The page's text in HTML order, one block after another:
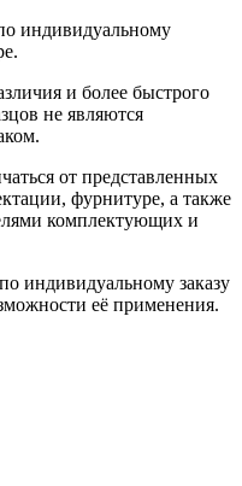
индивидуальному
и более быстрого
не являются
от представленных
фурнитуре, а также
комплектующих и
индивидуальному заказу
её применения.